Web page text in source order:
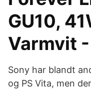
GU10,
Varmvit
Sony har blandt
og PS Vita, men